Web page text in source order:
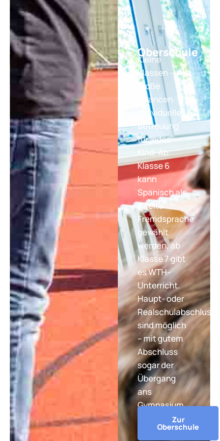
Oberschule
Kleine
Klassen –
große
Chancen:
Individuelle
Betreuung
für jedes
Kind. Ab
Klasse 6
kann
Spanisch als
zweite
Fremdsprache
gewählt
werden, ab
Klasse 7 gibt
es WTH-
Unterricht.
Haupt- oder
Realschulabschluss
sind möglich
– mit gutem
Abschluss
sogar der
Übergang
ans
Gymnasium.
Zur
Oberschule